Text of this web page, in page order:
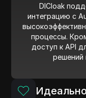
DICloak
интеграцию с
процессы.
доступ к API
решений